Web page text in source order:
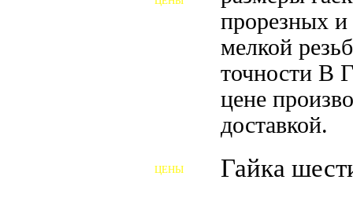
прорезных и
мелкой
точности В
цене
доставкой.
Гайка
ШАЙБЫ ФУНДАМЕНТНЫЕ
ЦЕНЫ